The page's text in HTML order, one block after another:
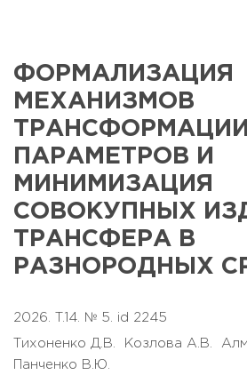
ФОРМАЛИЗАЦИЯ
МЕХАНИЗМОВ
ТРАНСФОРМАЦИИ
ПАРАМЕТРОВ И
МИНИМИЗАЦИЯ
СОВОКУПНЫХ
ТРАНСФЕРА В
РАЗНОРОДНЫХ
2026. T.14. № 5. id 2245
Тихоненко Д.В. Козлова А.В.
Панченко В.Ю.